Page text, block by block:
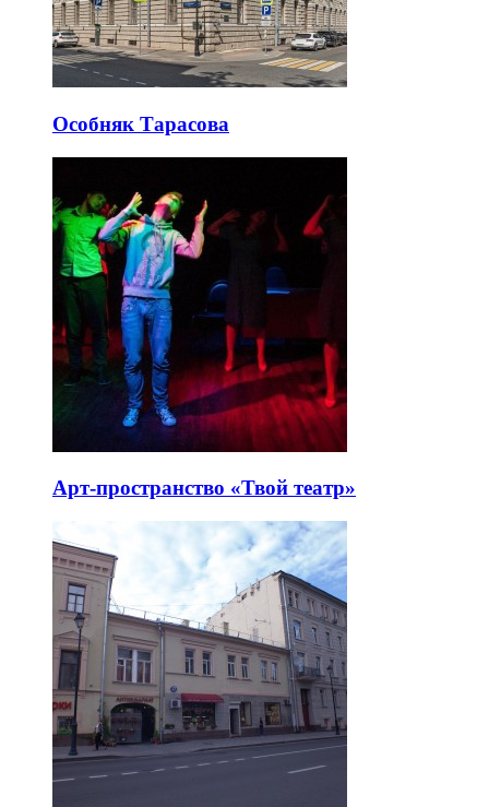
Особняк Тарасова
Арт-пространство «Твой театр»